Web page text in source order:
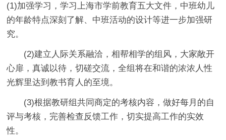
(1)加强学习，学习上海市学前教育五大文件，中班幼儿
的年龄特点深刻了解、中班活动的设计等进一步加强研
究。
(2)建立人际关系融洽，相帮相学的组风，大家敞开
心扉，真诚以待，切磋交流，全组将在和谐的浓浓人性
光辉里达到教书育人的至境。
(3)根据教研组共同商定的考核内容，做好每月的自
评与考核，完善检查反馈工作，切实提高工作的实效
性。